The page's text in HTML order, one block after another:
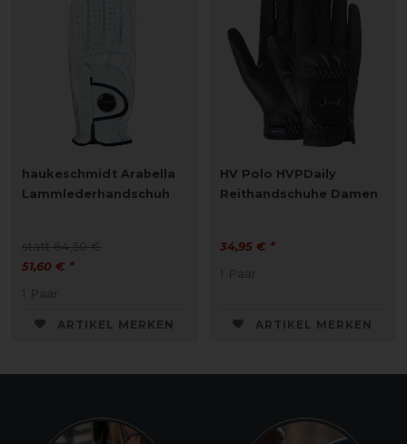
haukeschmidt Arabella
Lammlederhandschuh
statt 64,50 €
51,60 € *
1 Paar
ARTIKEL MERKEN
HV Polo HVPDaily
Reithandschuhe Damen
34,95 € *
1 Paar
ARTIKEL MERKEN